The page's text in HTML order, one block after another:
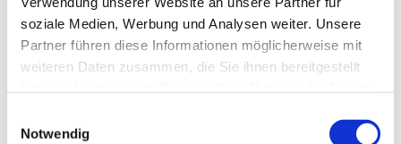
soziale Medien, Werbung und Analysen weiter. Unsere
Partner führen diese Informationen möglicherweise mit
weiteren Daten zusammen, die Sie ihnen bereitgestellt
Notwendig